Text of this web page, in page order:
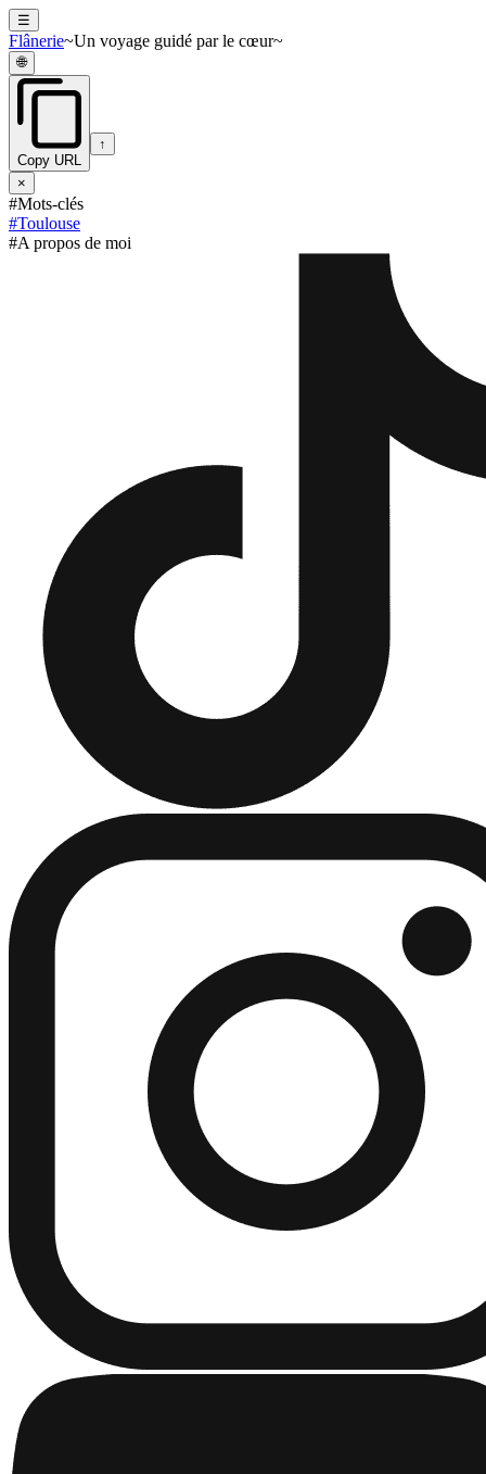
☰
Flânerie~Un voyage guidé par le cœur~
🌐
Copy URL
↑
×
#Mots-clés
#Toulouse
#A propos de moi